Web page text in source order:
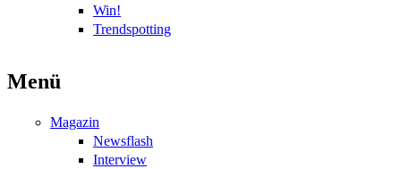
Win!
Trendspotting
Menü
Magazin
Newsflash
Interview